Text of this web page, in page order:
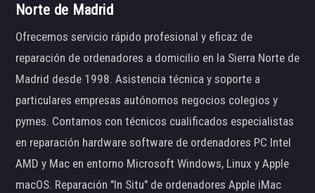
Norte de Madrid
Ofrecemos servicio rápido profesional y eficaz de
reparación de ordenadores a domicilio en la Sierra Norte de
Madrid desde 1998. Asistencia técnica y soporte a
particulares empresas autónomos negocios colegios y
pymes. Contamos con técnicos cualificados especialistas
en reparación hardware software de ordenadores PC Intel
AMD y Mac en entorno Microsoft Windows, Linux y Apple
macOS. Reparación "In Situ" de ordenadores Apple iMac